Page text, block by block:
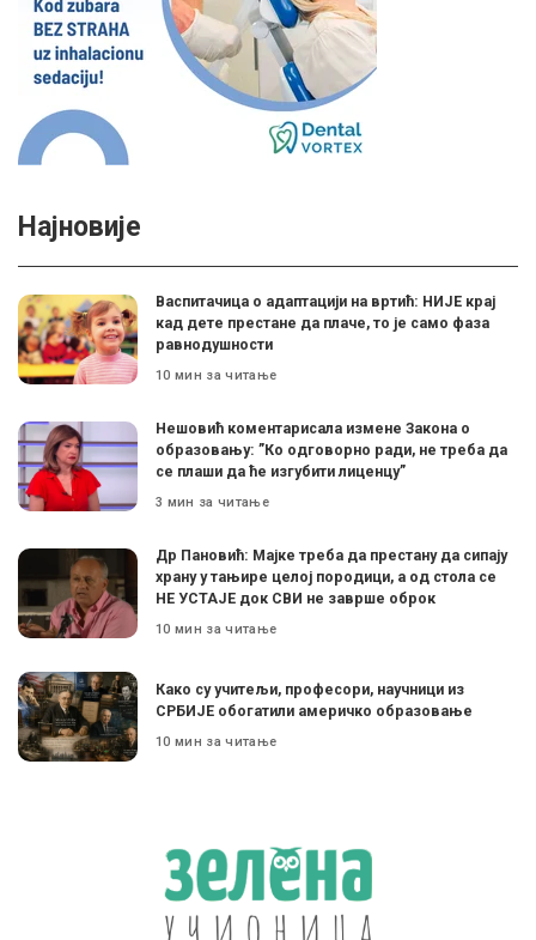
Најновије
Васпитачица о адаптацији на вртић: НИЈЕ крај
кад дете престане да плаче, то је само фаза
равнодушности
10 мин за читање
Нешовић коментарисала измене Закона о
образовању: ”Ко одговорно ради, не треба да
се плаши да ће изгубити лиценцу”
3 мин за читање
Др Пановић: Мајке треба да престану да сипају
храну у тањире целој породици, а од стола се
НЕ УСТАЈЕ док СВИ не заврше оброк
10 мин за читање
Како су учитељи, професори, научници из
СРБИЈЕ обогатили америчко образовање
10 мин за читање